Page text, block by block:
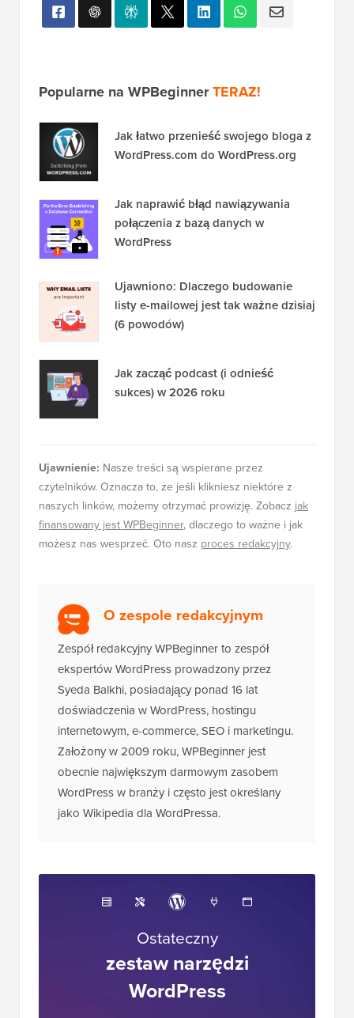
Popularne na WPBeginnerTERAZ!
Jak łatwo przenieść swojego bloga z
WordPress.com do WordPress.org
Jak naprawić błąd nawiązywania
połączenia z bazą danych w
WordPress
Ujawniono: Dlaczego budowanie
listy e-mailowej jest tak ważne dzisiaj
(6 powodów)
Jak zacząć podcast (i odnieść
sukces) w 2026 roku
Ujawnienie: Nasze treści są wspierane przez
czytelników. Oznacza to, że jeśli klikniesz niektóre z
naszych linków, możemy otrzymać prowizję. Zobacz jak
finansowany jest WPBeginner, dlaczego to ważne i jak
możesz nas wesprzeć. Oto nasz proces redakcyjny.
O zespole redakcyjnym
Zespół redakcyjny WPBeginner to zespół
ekspertów WordPress prowadzony przez
Syeda Balkhi, posiadający ponad 16 lat
doświadczenia w WordPress, hostingu
internetowym, e-commerce, SEO i marketingu.
Założony w 2009 roku, WPBeginner jest
obecnie największym darmowym zasobem
WordPress w branży i często jest określany
jako Wikipedia dla WordPressa.
Ostateczny
zestaw narzędzi
WordPress